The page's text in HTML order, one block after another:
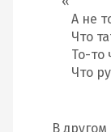
А не
Что
То-то
Что
В